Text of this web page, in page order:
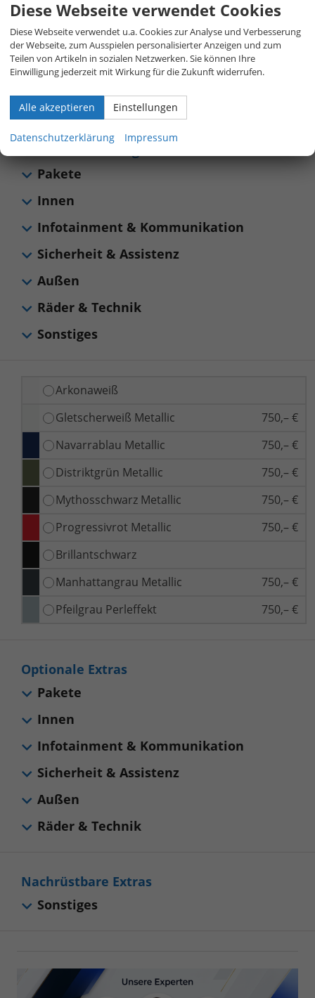
800 40 01 808
Arkonaweiß
Gletscherweiß Metallic
750,– €
Navarrablau Metallic
750,– €
Distriktgrün Metallic
750,– €
Mythosschwarz Metallic
750,– €
Progressivrot Metallic
750,– €
Brillantschwarz
Manhattangrau Metallic
750,– €
Pfeilgrau Perleffekt
750,– €
Allgemeines
Sonstiges
Pakete
Innen
Infotainment & Kommunikation
Sicherheit & Assistenz
Außen
Räder & Technik
Sonstiges
Optionale Extras
Pakete
Innen
Infotainment & Kommunikation
Sicherheit & Assistenz
Außen
Räder & Technik
Nachrüstbare Extras
Sonstiges
Diese Webseite verwendet Cookies
Diese Webseite verwendet u.a. Cookies zur Analyse und Verbesserung
der Webseite, zum Ausspielen personalisierter Anzeigen und zum
Teilen von Artikeln in sozialen Netzwerken. Sie können Ihre
Einwilligung jederzeit mit Wirkung für die Zukunft widerrufen.
Alle akzeptieren Einstellungen
Datenschutzerklärung Impressum